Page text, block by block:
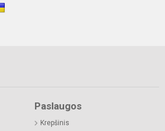
Paslaugos
Krepšinis